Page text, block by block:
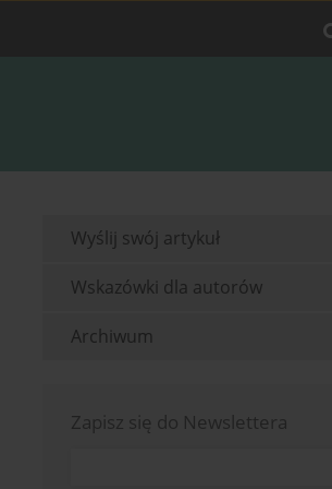
Wyślij swój artykuł
Wskazówki dla autorów
Archiwum
Zapisz się do Newslettera